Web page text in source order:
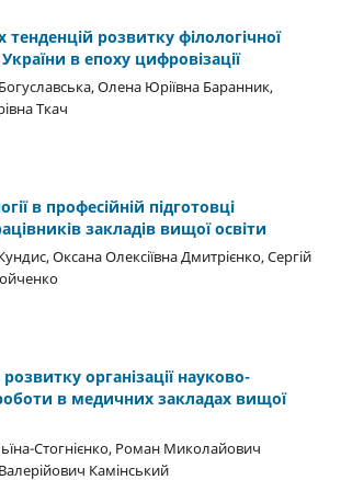
тенденцій розвитку філологічної
в епоху цифровізації
Олена Юріївна Баранник,
Ткач
в професійній підготовці
закладів вищої освіти
Оксана Олексіївна Дмитрієнко, Сергій
організації науково-
в медичних закладах вищої
Стогнієнко, Роман Миколайович
Камінський